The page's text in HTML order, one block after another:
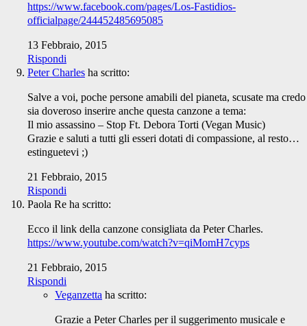
https://www.facebook.com/pages/Los-Fastidios-
officialpage/244452485695085
13 Febbraio, 2015
Rispondi
Peter Charles ha scritto:
Salve a voi, poche persone amabili del pianeta, scusate ma credo
sia doveroso inserire anche questa canzone a tema:
Il mio assassino – Stop Ft. Debora Torti (Vegan Music)
Grazie e saluti a tutti gli esseri dotati di compassione, al resto…
estinguetevi ;)
21 Febbraio, 2015
Rispondi
Paola Re ha scritto:
Ecco il link della canzone consigliata da Peter Charles.
https://www.youtube.com/watch?v=qiMomH7cyps
21 Febbraio, 2015
Rispondi
Veganzetta ha scritto:
Grazie a Peter Charles per il suggerimento musicale e